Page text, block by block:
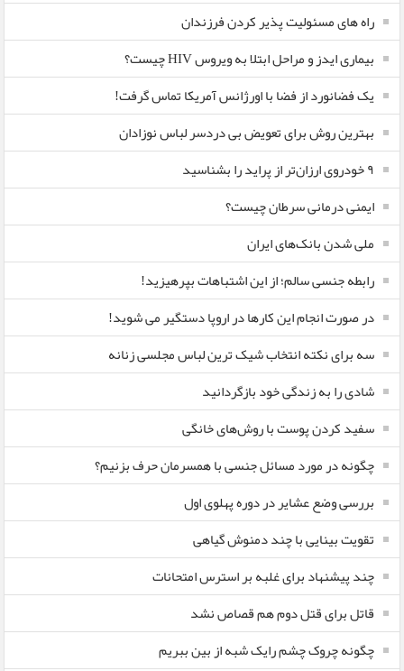
راه های مسئولیت پذیر کردن فرزندان
بیماری ایدز و مراحل ابتلا به ویروس HIV چیست؟
یک فضانورد از فضا با اورژانس آمریکا تماس گرفت!
بهترین روش برای تعویض بی دردسر لباس نوزادان
٩ خودروی ارزان‌تر از پراید را بشناسید
ایمنی درمانی سرطان چیست؟
ملی شدن بانک‌های ایران
رابطه جنسی سالم؛ از این اشتباهات بپرهیزید!
در صورت انجام این کارها در اروپا دستگیر می شوید!
سه برای نکته انتخاب شیک ترین لباس مجلسی زنانه
شادی را به زندگی خود بازگردانید
سفید کردن پوست با روش‌های خانگی
چگونه در مورد مسائل جنسی با همسرمان حرف بزنیم؟
بررسی وضع عشایر در دوره پهلوی اول
تقویت بینایی با چند دمنوش گیاهی
چند پیشنهاد برای غلبه بر استرس امتحانات
قاتل برای قتل دوم هم قصاص نشد
چگونه چروک چشم رایک شبه از بین ببریم